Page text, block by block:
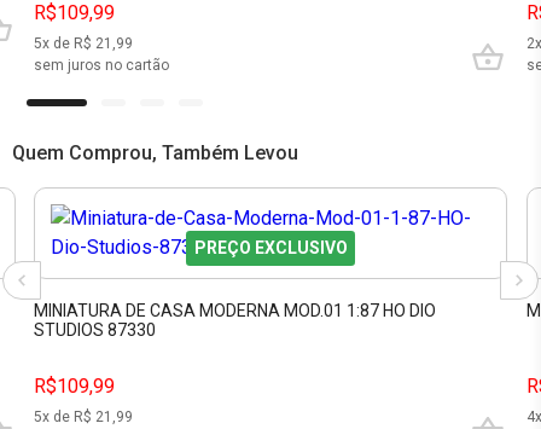
R$109,99
5x de R$ 21,99
sem juros no cartão
2
Quem Comprou, Também Levou
PREÇO EXCLUSIVO
MINIATURA DE CASA MODERNA MOD.01 1:87 HO DIO
STUDIOS 87330
R$109,99
5x de R$ 21,99
4